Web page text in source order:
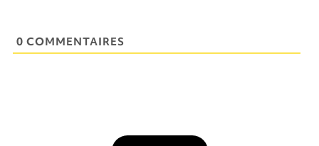
0 COMMENTAIRES